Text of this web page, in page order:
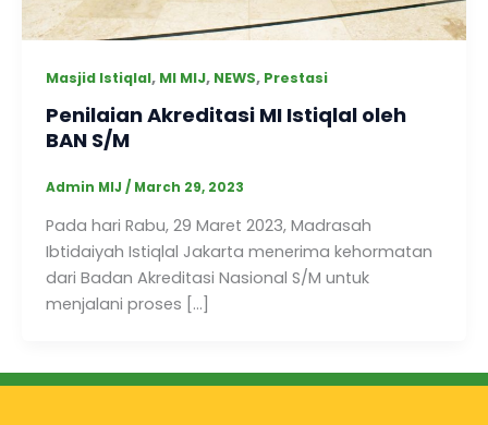
Masjid Istiqlal, MI MIJ, NEWS, Prestasi
Penilaian Akreditasi MI Istiqlal oleh
BAN S/M
Admin MIJ / March 29, 2023
Pada hari Rabu, 29 Maret 2023, Madrasah
Ibtidaiyah Istiqlal Jakarta menerima kehormatan
dari Badan Akreditasi Nasional S/M untuk
menjalani proses […]